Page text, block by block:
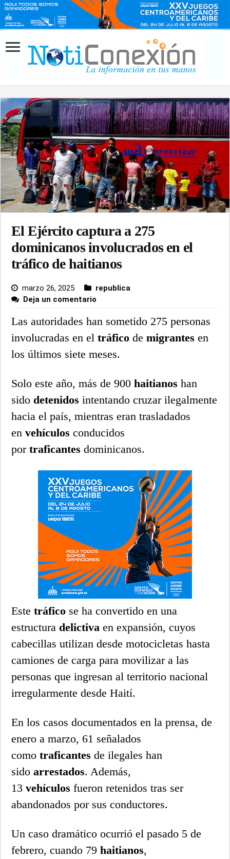
El Ejército captura a 275
dominicanos involucrados en el
tráfico de haitianos
marzo 26, 2025
republica
Deja un comentario
Las autoridades han sometido 275 personas
involucradas en eltráfico demigrantes en
los últimos siete meses.
Solo este año, más de 900haitianos han
sido detenidos intentando cruzar ilegalmente
hacia el país, mientras eran trasladados
envehículos conducidos
portraficantes dominicanos.
Estetráfico se ha convertido en una
estructura delictiva en expansión, cuyos
cabecillas utilizan desde motocicletas hasta
camiones de carga para movilizar a las
personas que ingresan al territorio nacional
irregularmente desde Haití.
En los casos documentados en la prensa, de
enero a marzo, 61 señalados
comotraficantes de ilegales han
sidoarrestados. Además,
13vehículos fueron retenidos tras ser
abandonados por sus conductores.
Un caso dramático ocurrió el pasado 5 de
febrero, cuando 79haitianos,